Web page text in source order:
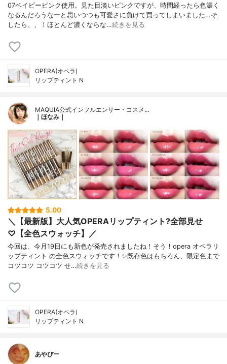
07ベイビーピンク使用。見た目淡いピンクですが、時間経ったら色濃く
なるんだろうなーと思いつつも可愛さに負けて買ってしまいました…そ
したら、、！ほとんど濃くならな…続きを見る
OPERA(オペラ)
リップティント N
MAQUIA公式インフルエンサー・コスメ…
｜ほなみ｜
5.00
＼【最新版】大人気OPERAリップティント?全部見せ
♡【全色スウォッチ】／
今回は、今月19日にも新色が発売されましたね！そう！opera オペラリ
ップティント の全色スウォッチです！✨既存色はもちろん、限定色まで
コツコツ コツコツ せ…続きを見る
OPERA(オペラ)
リップティント N
あやぴー